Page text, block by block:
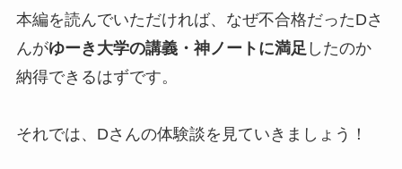
本編を読んでいただければ、なぜ不合格だったDさ
んがゆーき大学の講義・神ノートに満足 したのか
納得できるはずです。
それでは、Dさんの体験談を見ていきましょう！